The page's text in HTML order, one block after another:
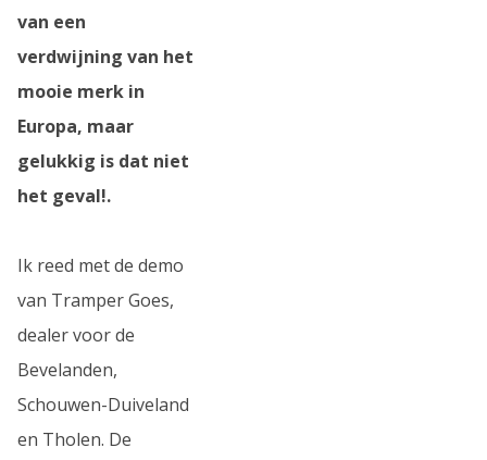
van een
verdwijning van het
mooie merk in
Europa, maar
gelukkig is dat niet
het geval!.
Ik reed met de demo
van Tramper Goes,
dealer voor de
Bevelanden,
Schouwen-Duiveland
en Tholen. De